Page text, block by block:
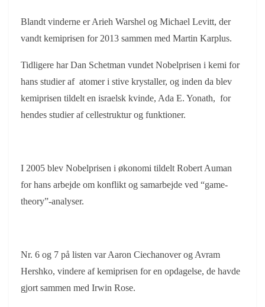
Blandt vinderne er Arieh Warshel og Michael Levitt, der
vandt kemiprisen for 2013 sammen med Martin Karplus.
Tidligere har Dan Schetman vundet Nobelprisen i kemi for
hans studier af atomer i stive krystaller, og inden da blev
kemiprisen tildelt en israelsk kvinde, Ada E. Yonath, for
hendes studier af cellestruktur og funktioner.
I 2005 blev Nobelprisen i økonomi tildelt Robert Auman
for hans arbejde om konflikt og samarbejde ved “game-
theory”-analyser.
Nr. 6 og 7 på listen var Aaron Ciechanover og Avram
Hershko, vindere af kemiprisen foren opdagelse, de havde
gjort sammen med Irwin Rose.